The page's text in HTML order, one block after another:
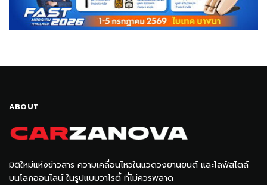
ABOUT
มิติใหม่แห่งข่าวสาร ความเคลื่อนไหวในแวดวงยานยนต์ และไลฟ์สไตล์
บนโลกออนไลน์ ในรูปแบบวาไรตี้ ที่ไม่ควรพลาด